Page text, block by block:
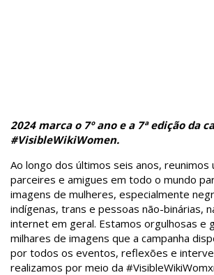
2024 marca o 7º ano e a 7ª edição da
#VisibleWikiWomen.
Ao longo dos últimos seis anos, reunimos
parceires e amigues em todo o mundo
imagens de mulheres, especialmente
indígenas, trans e pessoas não-binárias,
internet em geral. Estamos orgulhosas e
milhares de imagens que a campanha
por todos os eventos, reflexões e
realizamos por meio da